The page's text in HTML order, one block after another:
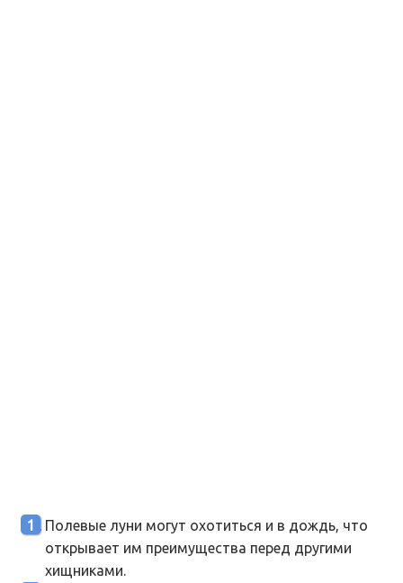
Полевые луни могут охотиться и в дождь, что
открывает им преимущества перед другими
хищниками.